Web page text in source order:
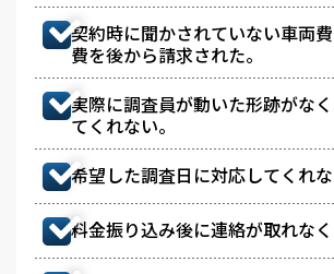
契約時に聞かされていない車両
費を後から請求された。
実際に調査員が動いた形跡がな
てくれない。
希望した調査日に対応してくれな
料金振り込み後に連絡が取れな